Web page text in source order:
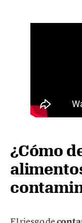
¿Cómo